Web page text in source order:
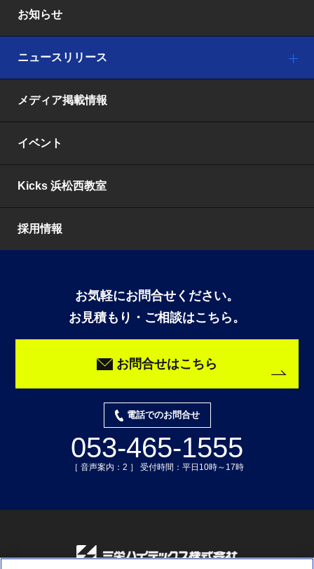
お知らせ
ニュースリリース
メディア掲載情報
イベント
Kicks 浜松西教室
採用情報
お気軽にお問合せください。
お見積もり・ご相談はこちら。
お問合せはこちら
電話でのお問合せ
053-465-1555
［ 音声案内：2 ］ 受付時間：平日10時～17時